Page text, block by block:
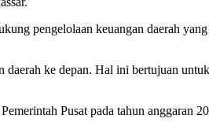
pengelolaan keuangan daerah
ke depan. Hal ini bertujuan
Pusat pada tahun anggaran